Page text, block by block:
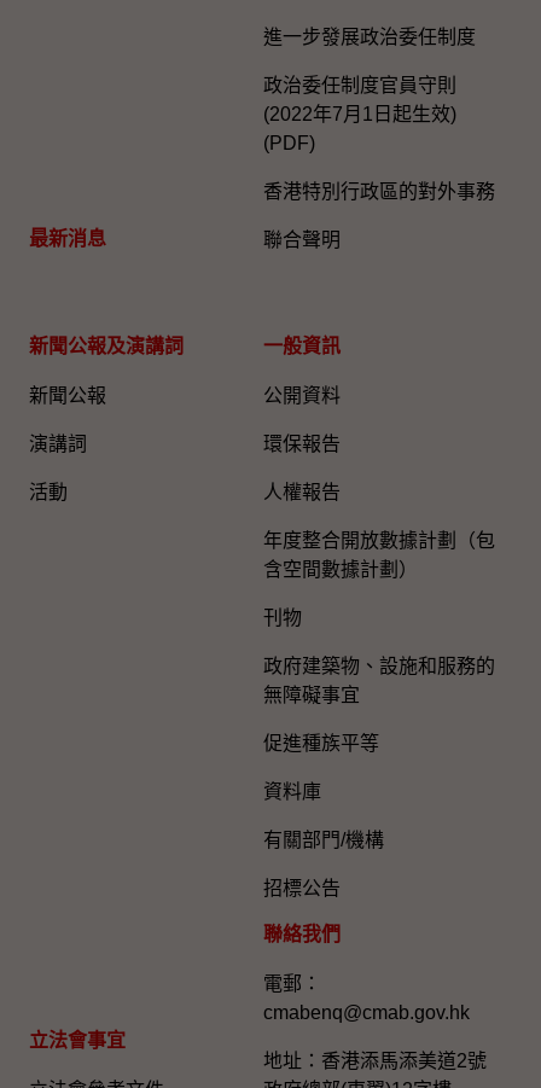
最新消息
進一步發展政治委任制度
政治委任制度官員守則
(2022年7月1日起生效)
(PDF)
香港特別行政區的對外事務
聯合聲明
新聞公報及演講詞
新聞公報
演講詞
活動
立法會事宜
一般資訊​
公開資料
環保報告
人權報告
年度整合開放數據計劃（包
含空間數據計劃）
刊物
政府建築物、設施和服務的
無障礙事宜
促進種族平等
資料庫
有關部門/機構
招標公告
聯絡我們
電郵：
cmabenq@cmab.gov.hk​
地址：香港添馬添美道2號